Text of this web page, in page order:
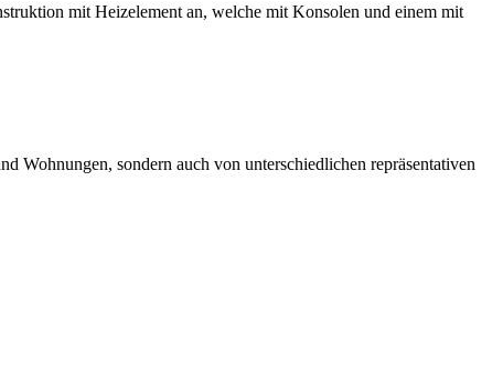
mit Heizelement an, welche mit Konsolen und einem mit
Wohnungen, sondern auch von unterschiedlichen repräsentativen